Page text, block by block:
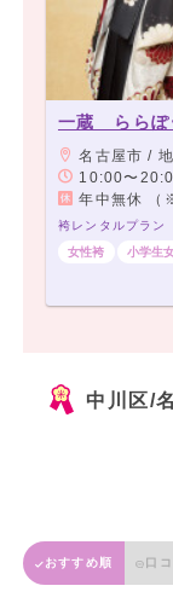
一蔵 ららぽ
名古屋市 / 地下鉄名港線「
10:00〜
年中無休 （※
女性袴
小学生
中川区/
おすすめ順 口